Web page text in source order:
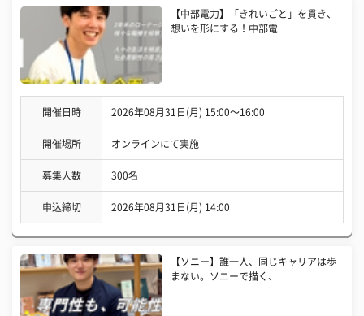
【中部電力】「きれいごと」を貫き、
想いを形にする！中部電
開催日時 2026年08月31日(月) 15:00〜16:00
開催場所 オンラインにて実施
募集人数 300名
申込締切 2026年08月31日(月) 14:00
【ソニー】誰一人、同じキャリアは歩
まない。ソニーで描く、